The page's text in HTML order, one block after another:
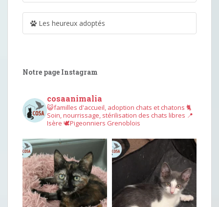
Les heureux adoptés
Notre page Instagram
cosaanimalia
😺familles d'accueil, adoption chats et chatons 🐈
Soin, nourrissage, stérilisation des chats libres 📍
Isère 🕊︎Pigeonniers Grenoblois